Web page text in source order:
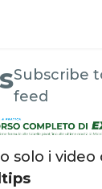
Subscribe
feed
solo i video